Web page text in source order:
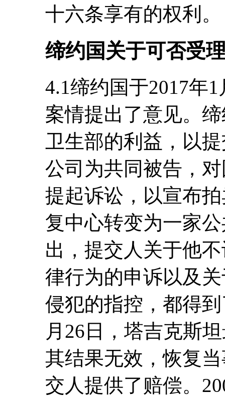
十六条享有的权利。
缔约国关于可否受
4.1缔约国于2017年
案情提出了意见。
卫生部的利益，以
公司为共同被告，
提起诉讼，以宣布
复中心转变为一家
出，提交人关于他
律行为的申诉以及
侵犯的指控，都得
月26日，塔吉克斯
其结果无效，恢复
交人提供了赔偿。